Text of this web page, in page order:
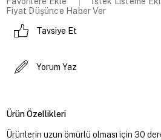
Fiyat Düşünce Haber Ver
Tavsiye Et
Yorum Yaz
Ürün Özellikleri
Ürünlerin uzun ömürlü olması için 30